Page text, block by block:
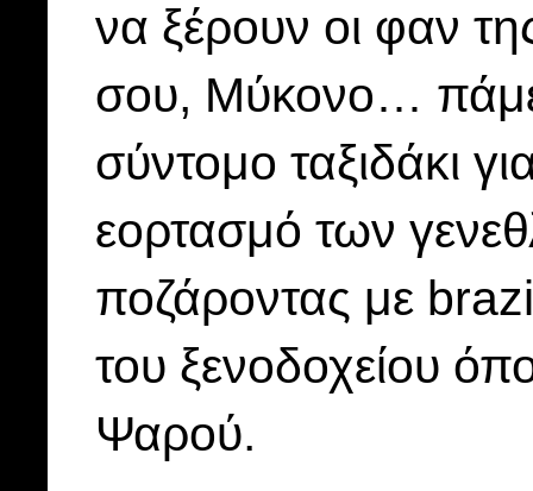
να ξέρουν οι φαν
σου, Μύκονο…
σύντομο ταξιδάκι
εορτασμό των
ποζάροντας με
του ξενοδοχείου
Ψαρού.